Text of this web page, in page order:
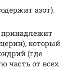
азот).
который
(где
часть от всех